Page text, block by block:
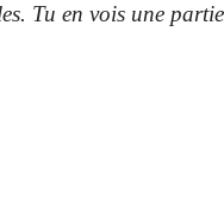
Tu en vois une